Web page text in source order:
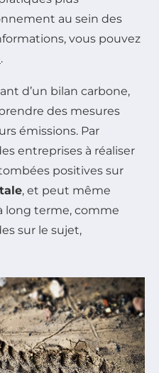
au sein des
vous pouvez
.
d’un bilan carbone,
des mesures
émissions. Par
entreprises à réaliser
positives sur
, et peut même
long terme, comme
sur le sujet,